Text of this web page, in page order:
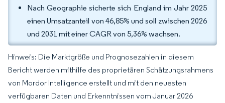
Nach Geographie sicherte sich England im Jahr 2025
einen Umsatzanteil von 46,85% und soll zwischen 2026
und 2031 mit einer CAGR von 5,36% wachsen.
Hinweis: Die Marktgröße und Prognosezahlen in diesem
Bericht werden mithilfe des proprietären Schätzungsrahmens
von Mordor Intelligence erstellt und mit den neuesten
verfügbaren Daten und Erkenntnissen vom Januar 2026